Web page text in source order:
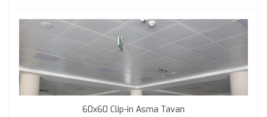
60x60 Clip-in Asma Tavan